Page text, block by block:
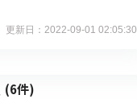
更新日：2022-09-01 02:05:30
(6件)